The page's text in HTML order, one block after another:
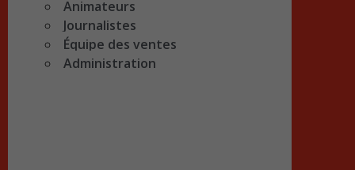
Animateurs
Journalistes
Équipe des ventes
Administration